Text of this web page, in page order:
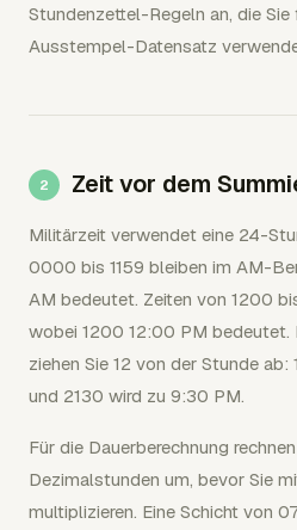
Stundenzettel-Regeln an, die
Ausstempel-Datensatz
Zeit vor dem
Militärzeit verwendet eine 24-
0000 bis 1159 bleiben im AM-
AM bedeutet. Zeiten von 1200
wobei 1200 12:00 PM bedeutet.
ziehen Sie 12 von der Stunde
und 2130 wird zu 9:30 PM.
Für die Dauerberechnung
Dezimalstunden um, bevor Sie
multiplizieren. Eine Schicht von